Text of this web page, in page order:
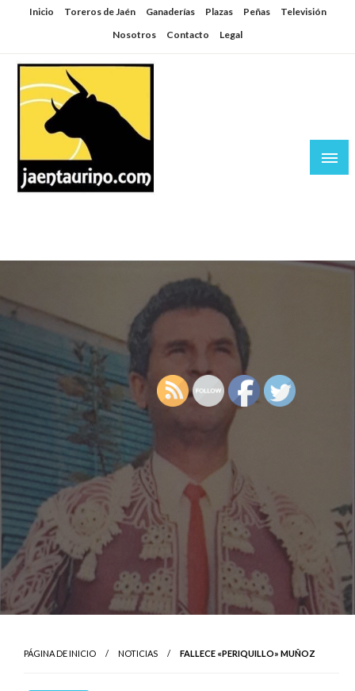
SaltarInicio Toreros de Jaén Ganaderías Plazas Peñas
Televisión
Nosotros
Contacto Legal
PÁGINA DE INICIO NOTICIAS FALLECE «PERIQUILLO» MUÑOZ